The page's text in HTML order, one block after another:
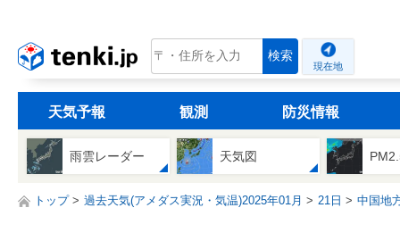
tenki.jp 検索
現在地
天気予報 観測 防災情報
雨雲レーダー 天気図
トップ 過去天気(アメダス実況・気温)2025年01月 21日 中国地